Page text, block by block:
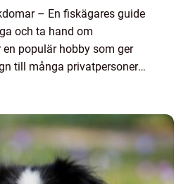
– En fiskägares guide
och ta hand om
populär hobby som ger
till många privatpersoner.